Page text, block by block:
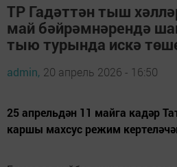
ТР Гадәттән тыш
май бәйрәмнәрендә
тыю турында искә
admin, 20 апрель 2026 - 16:50
25 апрельдән 11 майга кадәр
каршы махсус режим